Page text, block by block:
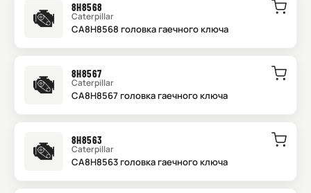
8H8568
Caterpillar
CA8H8568 головка гаечного ключа
8H8567
Caterpillar
CA8H8567 головка гаечного ключа
8H8563
Caterpillar
CA8H8563 головка гаечного ключа